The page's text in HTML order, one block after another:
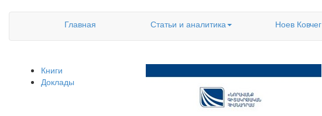
Главная
Статьи и аналитика Ноев Ковчег
Книги
Доклады